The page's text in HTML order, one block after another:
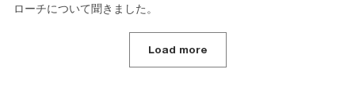
ローチについて聞きました。
Load more